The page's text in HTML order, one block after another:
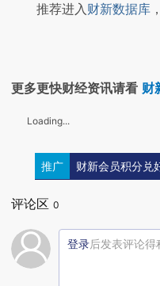
推荐进入财新数据库
更多更快财经资讯请看 财
Loading...
推广 财新会员积分兑
评论区 0
登录后发表评论得